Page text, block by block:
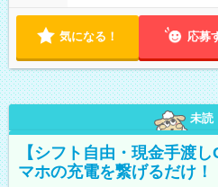
気になる！ 応募
未読
【シフト自由・現金手渡
マホの充電を繋げるだけ！